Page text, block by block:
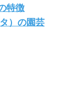
特徴
）の園芸